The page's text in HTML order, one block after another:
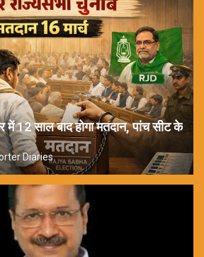
में 12 साल बाद होगा मतदान, पांच सीट के
Diaries